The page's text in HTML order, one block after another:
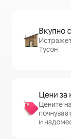
Вкупно
Тусон
Цени за
Цените
и